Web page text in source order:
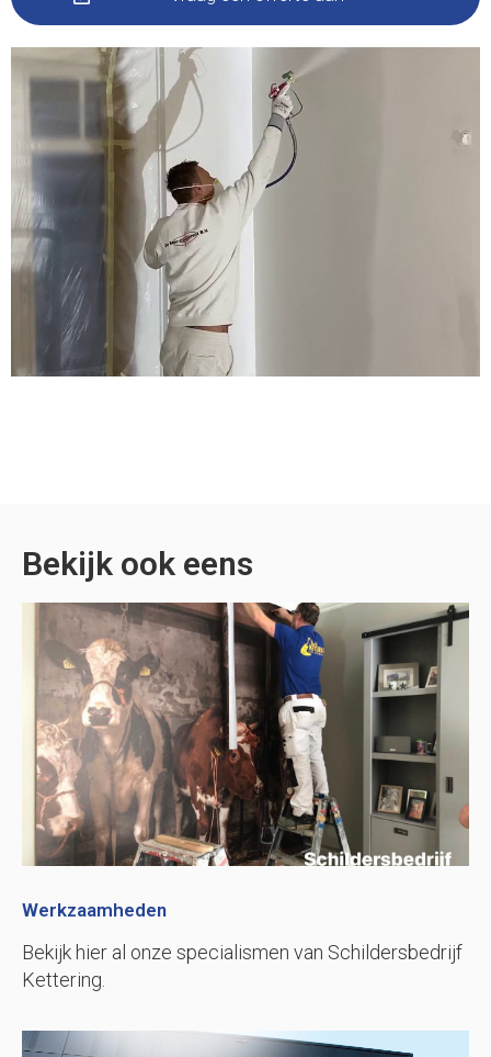
Bekijk ook eens
Werkzaamheden
Bekijk hier al onze specialismen van Schildersbedrijf
Kettering.